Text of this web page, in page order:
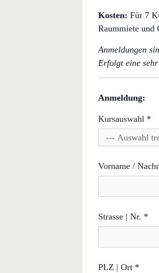
Kosten: Für 7
Raummiete und
Anmeldungen
Erfolgt eine
Anmeldung:
Kursauswahl *
Vorname /
Strasse | Nr. *
PLZ | Ort *